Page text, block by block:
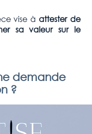
vise à attester de
sa valeur sur le
demande
?